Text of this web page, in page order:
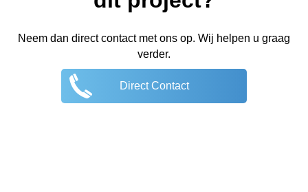
Neem dan direct contact met ons op. Wij helpen u graag
verder.
Direct Contact